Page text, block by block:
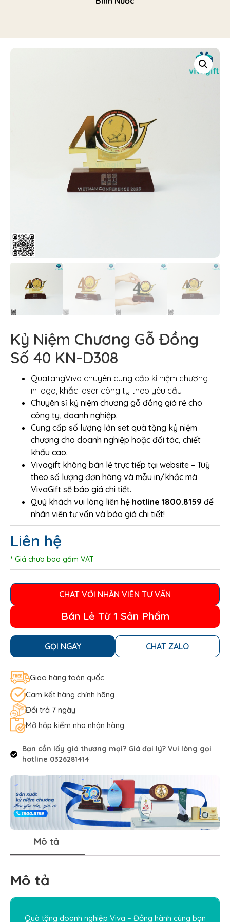
Kỷ Niệm Chương Gỗ Đồng
Số 40 KN-D308
QuatangViva chuyên cung cấp kỉ niệm chương –
in logo, khắc laser công ty theo yêu cầu
Chuyên sỉ kỷ niệm chương gỗ đồng giá rẻ cho
công ty, doanh nghiệp.
Cung cấp số lượng lớn set quà tặng kỷ niệm
chương cho doanh nghiệp hoặc đối tác, chiết
khấu cao.
Vivagift không bán lẻ trực tiếp tại website – Tuỳ
theo số lượng đơn hàng và mẫu in/khắc mà
VivaGift sẽ báo giá chi tiết.
Quý khách vui lòng liên hệ hotline 1800.8159 để
nhân viên tư vấn và báo giá chi tiết!
Liên hệ
* Giá chưa bao gồm VAT
CHAT VỚI NHÂN VIÊN TƯ VẤN
Bán Lẻ Từ 1 Sản Phẩm
GỌI NGAY CHAT ZALO
Giao hàng toàn quốc
Cam kết hàng chính hãng
Đổi trả 7 ngày
Mở hộp kiểm nha nhận hàng
Bạn cần lấy giá thương mại? Giá đại lý? Vui lòng gọi
hotline 0326281414
Mô tả
Mô tả
Quà tặng doanh nghiệp Viva – Đồng hành cùng bạn